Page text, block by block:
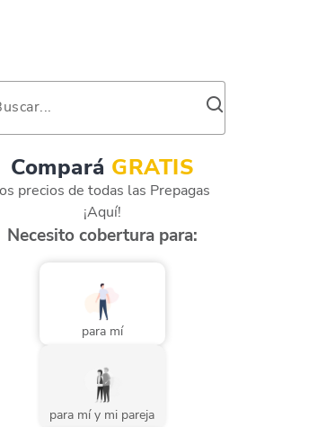
Compará GRATIS
precios de todas las Prepagas
¡Aquí!
Necesito cobertura para:
para mí
para mí y mi pareja